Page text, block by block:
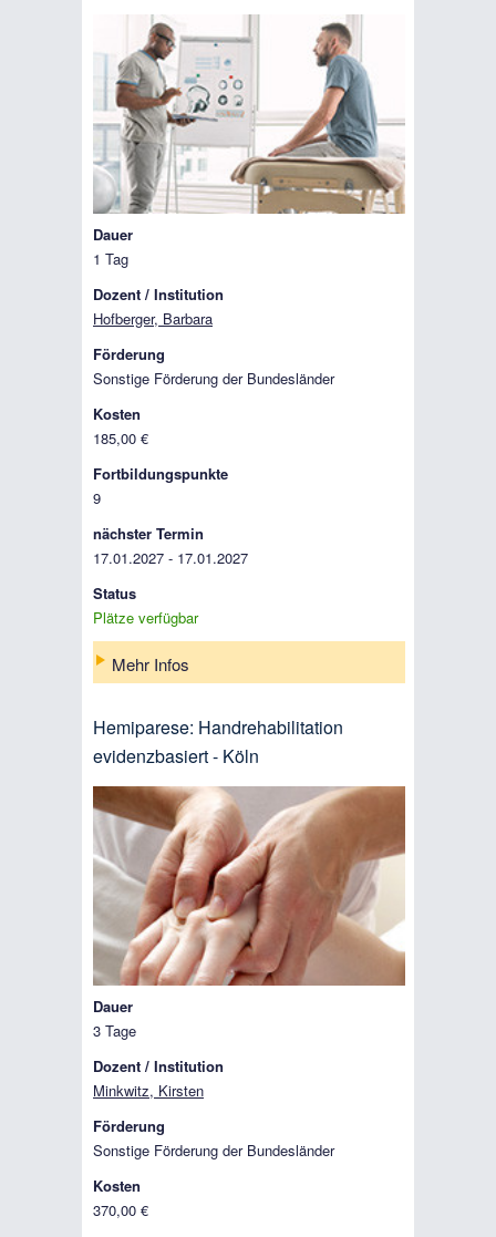
Dauer
1 Tag
Dozent / Institution
Hofberger, Barbara
Förderung
Sonstige Förderung der Bundesländer
Kosten
185,00 €
Fortbildungspunkte
9
nächster Termin
17.01.2027 - 17.01.2027
Status
Plätze verfügbar
Mehr Infos
Hemiparese: Handrehabilitation
evidenzbasiert - Köln
Dauer
3 Tage
Dozent / Institution
Minkwitz, Kirsten
Förderung
Sonstige Förderung der Bundesländer
Kosten
370,00 €